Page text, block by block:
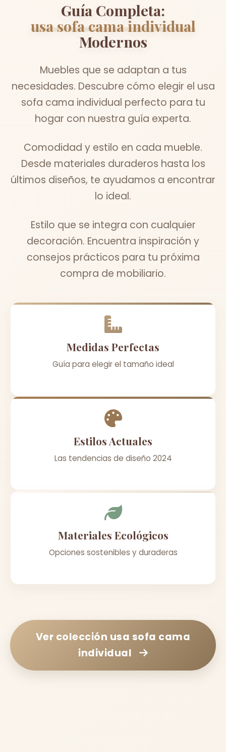
Guía Completa:
usa sofa cama individual
Modernos
Muebles que se adaptan a tus
necesidades. Descubre cómo elegir el usa
sofa cama individual perfecto para tu
hogar con nuestra guía experta.
Comodidad y estilo en cada mueble.
Desde materiales duraderos hasta los
últimos diseños, te ayudamos a encontrar
lo ideal.
Estilo que se integra con cualquier
decoración. Encuentra inspiración y
consejos prácticos para tu próxima
compra de mobiliario.
Medidas Perfectas
Guía para elegir el tamaño ideal
Estilos Actuales
Las tendencias de diseño 2024
Materiales Ecológicos
Opciones sostenibles y duraderas
Ver colección usa sofa cama
individual